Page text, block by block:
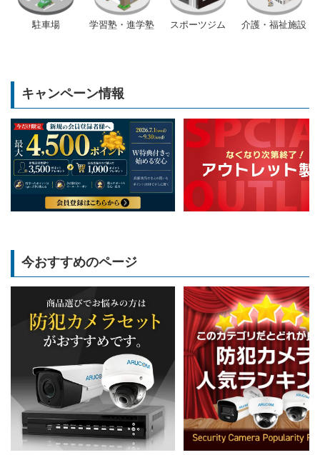
駐車場 学習塾・進学塾 スポーツジム 介護・福祉施設
キャンペーン情報
今おすすめのページ